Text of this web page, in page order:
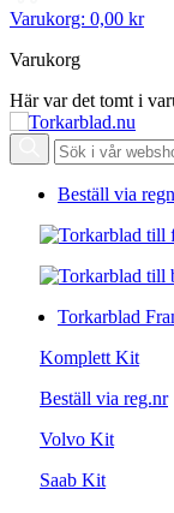
Varukorg: 0,00 kr
Varukorg
Här var det tomt i
Beställ via
Torkarblad
Komplett Kit
Beställ via reg.nr
Volvo Kit
Saab Kit